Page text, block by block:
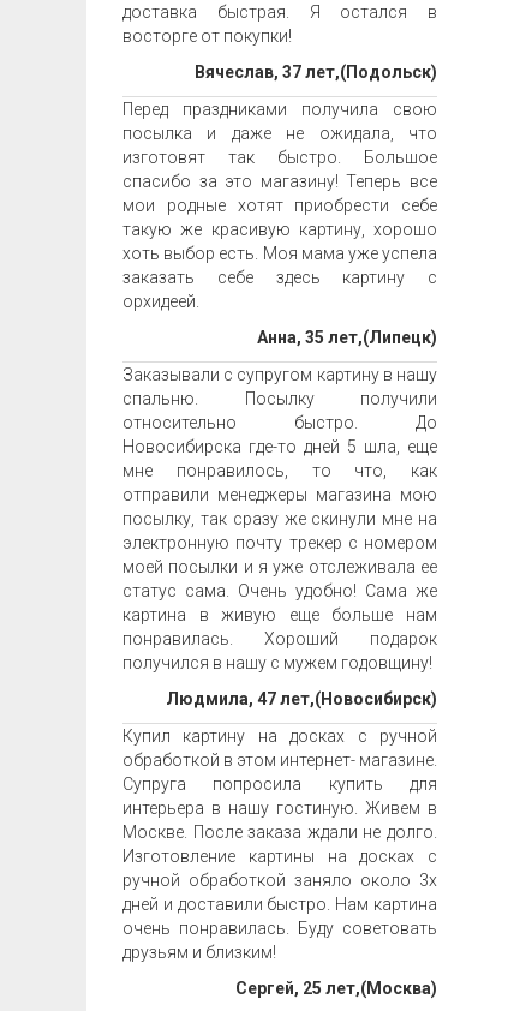
доставка быстрая. Я остался в
восторге от покупки!
Вячеслав, 37 лет,(Подольск)
Перед праздниками получила свою
посылка и даже не ожидала, что
изготовят так быстро. Большое
спасибо за это магазину! Теперь все
мои родные хотят приобрести себе
такую же красивую картину, хорошо
хоть выбор есть. Моя мама уже успела
заказать себе здесь картину с
орхидеей.
Анна, 35 лет,(Липецк)
Заказывали с супругом картину в нашу
спальню. Посылку получили
относительно быстро. До
Новосибирска где-то дней 5 шла, еще
мне понравилось, то что, как
отправили менеджеры магазина мою
посылку, так сразу же скинули мне на
электронную почту трекер с номером
моей посылки и я уже отслеживала ее
статус сама. Очень удобно! Сама же
картина в живую еще больше нам
понравилась. Хороший подарок
получился в нашу с мужем годовщину!
Людмила, 47 лет,(Новосибирск)
Купил картину на досках с ручной
обработкой в этом интернет- магазине.
Супруга попросила купить для
интерьера в нашу гостиную. Живем в
Москве. После заказа ждали не долго.
Изготовление картины на досках с
ручной обработкой заняло около 3х
дней и доставили быстро. Нам картина
очень понравилась. Буду советовать
друзьям и близким!
Сергей, 25 лет,(Москва)